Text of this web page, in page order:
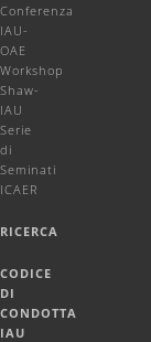
Conferenza
IAU-
OAE
Workshop
Shaw-
IAU
Serie
di
Seminati
ICAER
RICERCA
CODICE
DI
CONDOTTA
IAU